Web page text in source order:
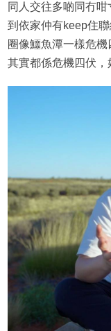
同人交往多啲同冇咁
到依家仲有keep住
圈像鱷魚潭一樣危機
其實都係危機四伏，